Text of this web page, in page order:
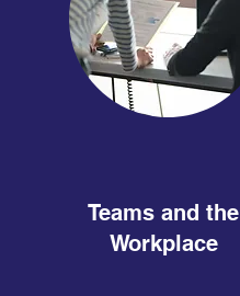
Teams and the
Workplace